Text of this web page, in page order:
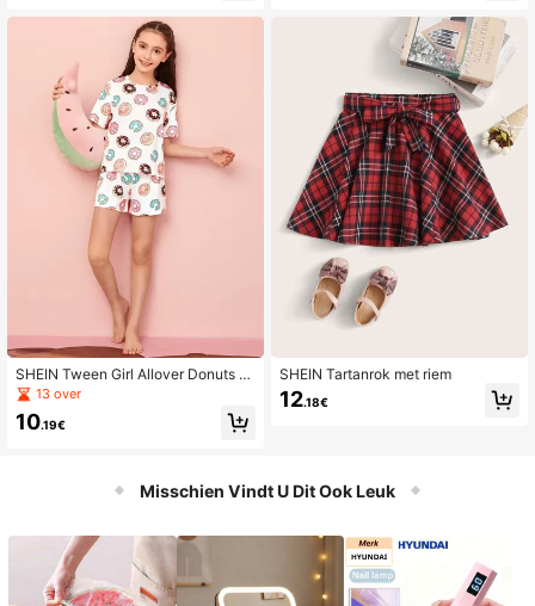
t, lente en zomer.
SHEIN Tween Girl Allover Donuts Pr
int Top & Shorts PJ Set
13 over
10.19€
SHEIN Tartanrok met riem
12.18€
Misschien Vindt U Dit Ook Leuk